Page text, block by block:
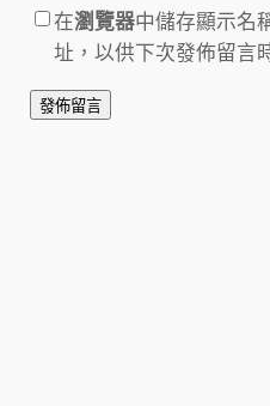
在瀏覽器中儲存顯示名
址，以供下次發佈留言